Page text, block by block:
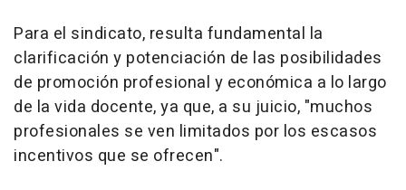
Para el sindicato, resulta fundamental la
clarificación y potenciación de las posibilidades
de promoción profesional y económica a lo largo
de la vida docente, ya que, a su juicio, "muchos
profesionales se ven limitados por los escasos
incentivos que se ofrecen".